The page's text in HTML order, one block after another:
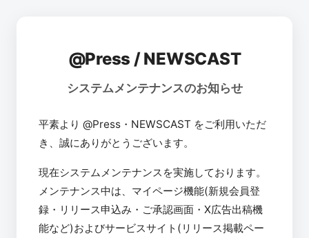
@Press / NEWSCAST
システムメンテナンスのお知らせ
平素より @Press・NEWSCAST をご利用いただ
き、誠にありがとうございます。
現在システムメンテナンスを実施しております。
メンテナンス中は、マイページ機能(新規会員登
録・リリース申込み・ご承認画面・X広告出稿機
能など)およびサービスサイト(リリース掲載ペー